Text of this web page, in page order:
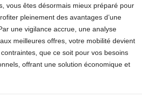
vous êtes désormais mieux préparé pour
pleinement des avantages d’une
une vigilance accrue, une analyse
meilleures offres, votre mobilité devient
que ce soit pour vos besoins
offrant une solution économique et